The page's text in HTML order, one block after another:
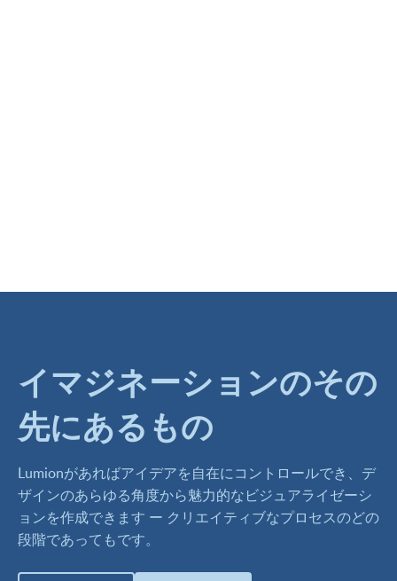
イマジネーションのその
先にあるもの
Lumionがあればアイデアを自在にコントロールでき、デ
ザインのあらゆる角度から魅力的なビジュアライゼーシ
ョンを作成できます ー クリエイティブなプロセスのどの
段階であってもです。